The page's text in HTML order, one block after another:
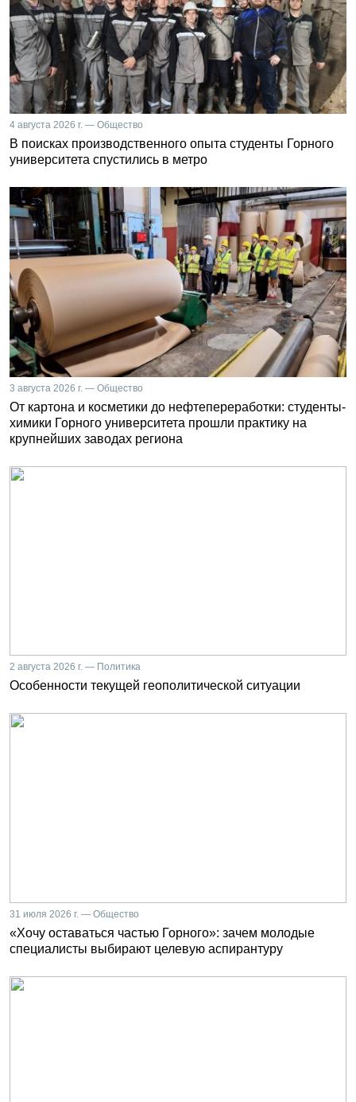
4 августа 2026 г. — Общество
В поисках производственного опыта студенты Горного
университета спустились в метро
3 августа 2026 г. — Общество
От картона и косметики до нефтепереработки: студенты-
химики Горного университета прошли практику на
крупнейших заводах региона
2 августа 2026 г. — Политика
Особенности текущей геополитической ситуации
31 июля 2026 г. — Общество
«Хочу оставаться частью Горного»: зачем молодые
специалисты выбирают целевую аспирантуру